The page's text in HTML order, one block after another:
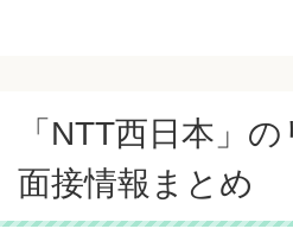
「NTT西日本」
面接情報まとめ